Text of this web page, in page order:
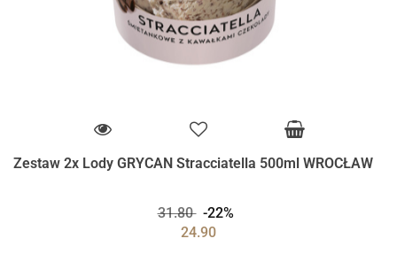
Zestaw 2x Lody GRYCAN Stracciatella 500ml WROCŁAW
31.80
-22%
24.90